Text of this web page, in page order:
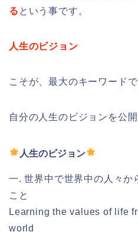
る という事です。
人生のビジョン
こそが、最大のキーワードで
自分の人生のビジョンを公開
人生のビジョン
一. 世界中で世界中の人々か
こと
Learning the values ​​of life
world